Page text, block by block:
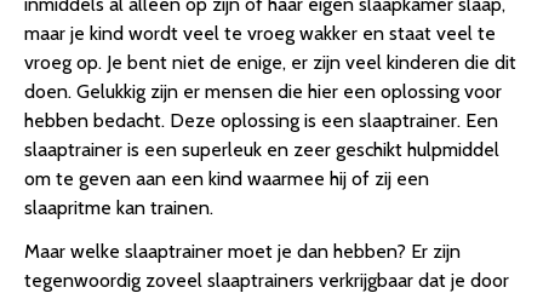
maar je kind wordt veel te vroeg wakker en staat veel te
vroeg op. Je bent niet de enige, er zijn veel kinderen die dit
doen. Gelukkig zijn er mensen die hier een oplossing voor
hebben bedacht. Deze oplossing is een slaaptrainer. Een
slaaptrainer is een superleuk en zeer geschikt hulpmiddel
om te geven aan een kind waarmee hij of zij een
slaapritme kan trainen.
Maar welke slaaptrainer moet je dan hebben? Er zijn
tegenwoordig zoveel slaaptrainers verkrijgbaar dat je door